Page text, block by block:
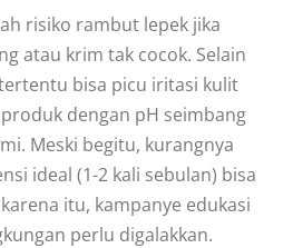
risiko rambut lepek jika
atau krim tak cocok. Selain
bisa picu iritasi kulit
dengan pH seimbang
Meski begitu, kurangnya
ideal (1-2 kali sebulan) bisa
itu, kampanye edukasi
perlu digalakkan.